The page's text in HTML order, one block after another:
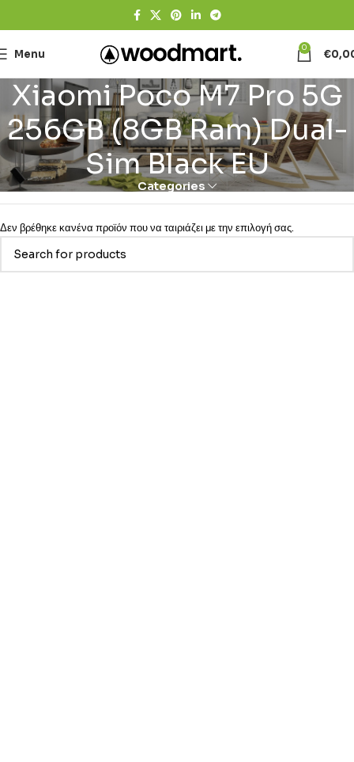
Menu 0 €
Xiaomi Poco M7 Pro 5G
256GB (8GB Ram) Dual-
Sim Black EU
Categories
Δεν βρέθηκε κανένα προϊόν που να ταιριάζει με την επιλογή σας.